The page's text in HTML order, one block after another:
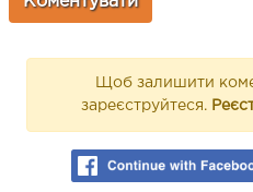
Щоб залишити
зареєструйтеся.